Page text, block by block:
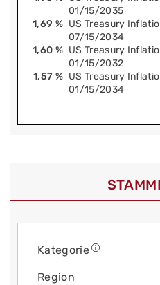
01/15/2035
1,69 % US Treasury
07/15/2034
1,60 % US Treasury
01/15/2032
1,57 % US Treasury
01/15/2034
Kategorie
Region